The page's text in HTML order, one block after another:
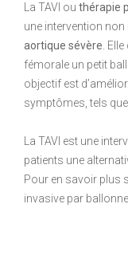
La TAVI ou thérapie
une intervention non
aortique sévère .
fémorale un petit
objectif est
symptômes, tels
La TAVI est une
patients une
Pour en savoir plus
invasive par